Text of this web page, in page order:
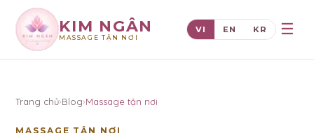
KIM NGÂN
MASSAGE TẬN NƠI
VI EN KR ☰
Trang chủ›Blog›Massage tận nơi
MASSAGE TẬN NƠI